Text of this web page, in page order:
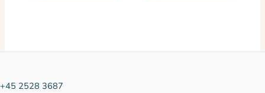
+45 2528 3687